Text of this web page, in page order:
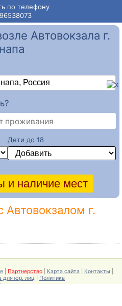
по телефону
г.
Автовокзала г.
проживания
Дети до 18
Партнерство Карта сайта Контакты
для юр. лиц
Политика